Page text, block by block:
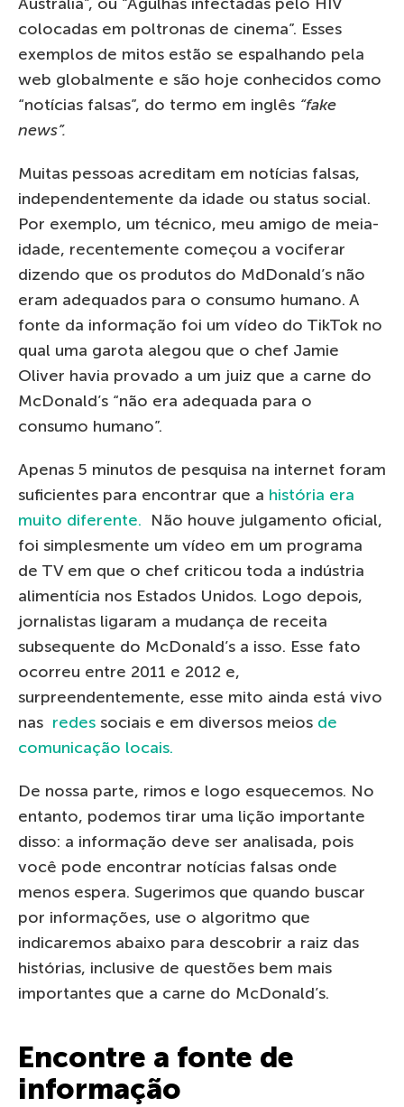
colocadas em poltronas de cinema”. Esses
exemplos de mitos estão se espalhando pela
web globalmente e são hoje conhecidos como
“notícias falsas”, do termo em inglês “fake
news”.
Muitas pessoas acreditam em notícias falsas,
independentemente da idade ou status social.
Por exemplo, um técnico, meu amigo de meia-
idade, recentemente começou a vociferar
dizendo que os produtos do MdDonald’s não
eram adequados para o consumo humano. A
fonte da informação foi um vídeo do TikTok no
qual uma garota alegou que o chef Jamie
Oliver havia provado a um juiz que a carne do
McDonald’s “não era adequada para o
consumo humano”.
Apenas 5 minutos de pesquisa na internet foram
suficientes para encontrar que a história era
muito diferente. Não houve julgamento oficial,
foi simplesmente um vídeo em um programa
de TV em que o chef criticou toda a indústria
alimentícia nos Estados Unidos. Logo depois,
jornalistas ligaram a mudança de receita
subsequente do McDonald’s a isso. Esse fato
ocorreu entre 2011 e 2012 e,
surpreendentemente, esse mito ainda está vivo
nas redes sociais e em diversos meios de
comunicação locais.
De nossa parte, rimos e logo esquecemos. No
entanto, podemos tirar uma lição importante
disso: a informação deve ser analisada, pois
você pode encontrar notícias falsas onde
menos espera. Sugerimos que quando buscar
por informações, use o algoritmo que
indicaremos abaixo para descobrir a raiz das
histórias, inclusive de questões bem mais
importantes que a carne do McDonald’s.
Encontre a fonte de
informação